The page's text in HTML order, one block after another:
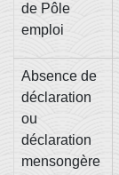
de Pôle
emploi
Absence de
déclaration
ou
déclaration
mensongère